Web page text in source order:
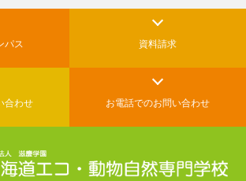
パス 資料請求
合わせ お電話でのお問い合わせ